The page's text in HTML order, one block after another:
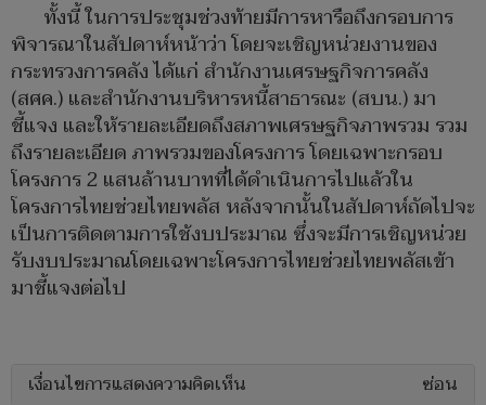
ทั้งนี้ ในการประชุมช่วงท้ายมีการหารือถึงกรอบการ
พิจารณาในสัปดาห์หน้าว่า โดยจะเชิญหน่วยงานของ
กระทรวงการคลัง ได้แก่ สำนักงานเศรษฐกิจการคลัง
(สศค.) และสำนักงานบริหารหนี้สาธารณะ (สบน.) มา
ชี้แจง และให้รายละเอียดถึงสภาพเศรษฐกิจภาพรวม รวม
ถึงรายละเอียด ภาพรวมของโครงการ โดยเฉพาะกรอบ
โครงการ 2 แสนล้านบาทที่ได้ดำเนินการไปแล้วใน
โครงการไทยช่วยไทยพลัส หลังจากนั้นในสัปดาห์ถัดไปจะ
เป็นการติดตามการใช้งบประมาณ ซึ่งจะมีการเชิญหน่วย
รับงบประมาณโดยเฉพาะโครงการไทยช่วยไทยพลัสเข้า
มาชี้แจงต่อไป
เงื่อนไขการแสดงความคิดเห็น ซ่อน